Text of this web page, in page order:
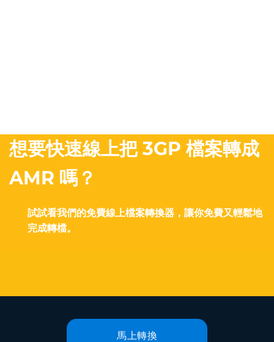
想要快速線上把 3GP 檔案轉成
AMR 嗎？
試試看我們的免費線上檔案轉換器，讓你免費又輕鬆地
完成轉檔。
馬上轉換